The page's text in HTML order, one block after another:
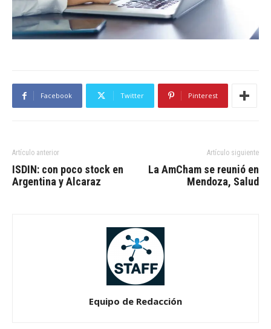
Facebook Twitter Pinterest
Artículo anterior
ISDIN: con poco stock en
Argentina y Alcaraz
Artículo siguiente
La AmCham se reunió en
Mendoza, Salud
Equipo de Redacción